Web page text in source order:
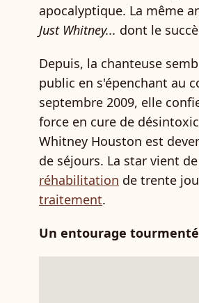
apocalyptique. La même
Just Whitney... dont le
Depuis, la chanteuse
public en s'épenchant au
septembre 2009, elle
force en cure de
Whitney Houston est
de séjours. La star vient
réhabilitation de trente
traitement.
Un entourage tourmenté